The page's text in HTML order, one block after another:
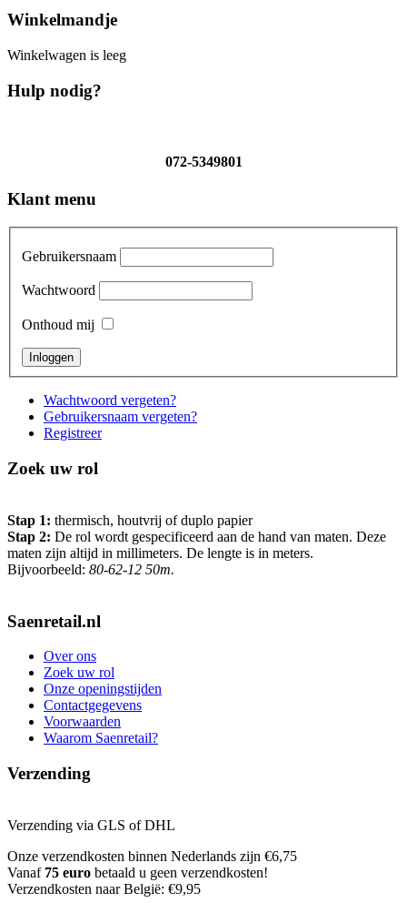
Winkelmandje
Winkelwagen is leeg
Hulp nodig?
072-5349801
Klant menu
Gebruikersnaam
Wachtwoord
Onthoud mij
Wachtwoord vergeten?
Gebruikersnaam vergeten?
Registreer
Zoek uw rol
Stap 1: thermisch, houtvrij of duplo papier
Stap 2: De rol wordt gespecificeerd aan de hand van maten. Deze
maten zijn altijd in millimeters. De lengte is in meters.
Bijvoorbeeld: 80-62-12 50m.
Saenretail.nl
Over ons
Zoek uw rol
Onze openingstijden
Contactgegevens
Voorwaarden
Waarom Saenretail?
Verzending
Verzending via GLS of DHL
Onze verzendkosten binnen Nederlands zijn €6,75
Vanaf 75 euro betaald u geen verzendkosten!
Verzendkosten naar België: €9,95